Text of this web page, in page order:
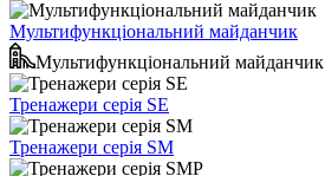
Мультифункціональний майданчик
Мультифункціональний майданчик
Тренажери серія SE
Тренажери серія SM